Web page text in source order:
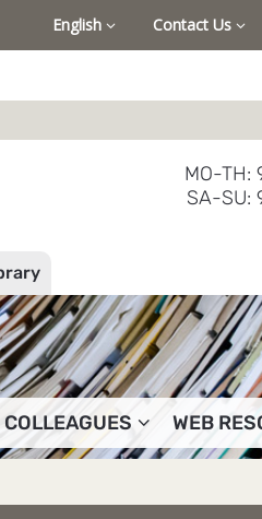
English Contact Us
MO-TH:
SA-SU:
COLLEAGUES WEB